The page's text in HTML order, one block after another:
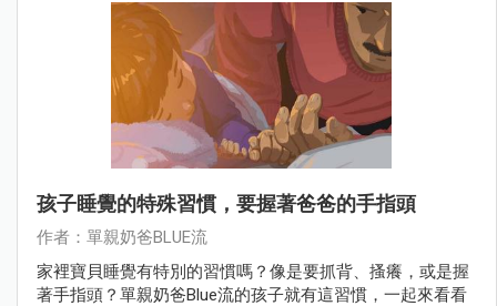
孩子睡覺的特殊習慣，要握著爸爸的手指頭
作者：單親奶爸BLUE流
家裡寶貝睡覺有特別的習慣嗎？像是要抓背、搔癢，或是握
著手指頭？單親奶爸Blue流的孩子就有這習慣，一起來看看